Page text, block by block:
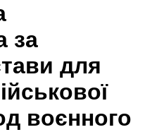
за
для
воєнного